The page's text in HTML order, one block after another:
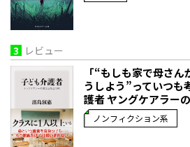
3 レビュー
「“もしも家で母さ
うしよう”っていつも
護者 ヤングケアラー
ノンフィクション系